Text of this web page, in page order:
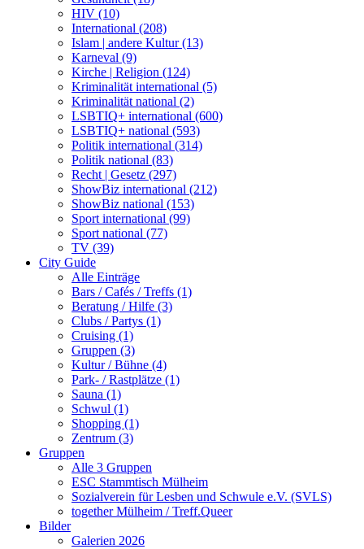
HIV (10)
International (208)
Islam | andere Kultur (13)
Karneval (9)
Kirche | Religion (124)
Kriminalität international (5)
Kriminalität national (2)
LSBTIQ+ international (600)
LSBTIQ+ national (593)
Politik international (314)
Politik national (83)
Recht | Gesetz (297)
ShowBiz international (212)
ShowBiz national (153)
Sport international (99)
Sport national (77)
TV (39)
City Guide
Alle Einträge
Bars / Cafés / Treffs (1)
Beratung / Hilfe (3)
Clubs / Partys (1)
Cruising (1)
Gruppen (3)
Kultur / Bühne (4)
Park- / Rastplätze (1)
Sauna (1)
Schwul (1)
Shopping (1)
Zentrum (3)
Gruppen
Alle 3 Gruppen
ESC Stammtisch Mülheim
Sozialverein für Lesben und Schwule e.V. (SVLS)
together Mülheim / Treff.Queer
Bilder
Galerien 2026